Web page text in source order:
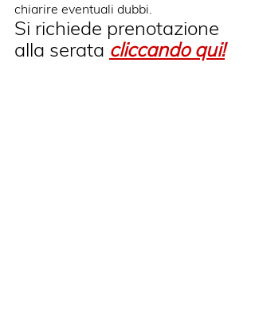
chiarire eventuali dubbi.
Si richiede prenotazione
alla serata cliccando qui!